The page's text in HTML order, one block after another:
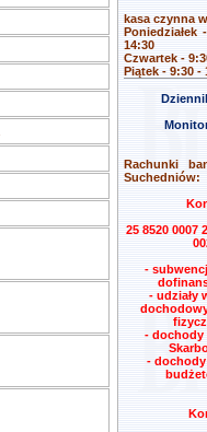
kasa czynna
Poniedziałek
14:30
Czwartek -
Piątek - 9:30 -
Rachunki
Suchedniów:
25 8520 0007
-
- udziały
- dochody
-